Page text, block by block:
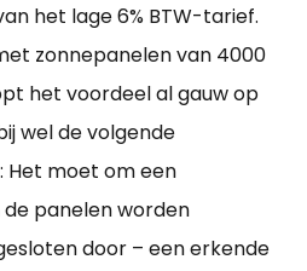
het lage 6% BTW-tarief.
zonnepanelen van 4000
het voordeel al gauw op
wel de volgende
Het moet om een
panelen worden
door – een erkende